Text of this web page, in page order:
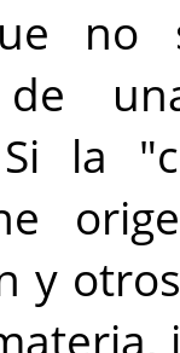
no
de
Si la
y